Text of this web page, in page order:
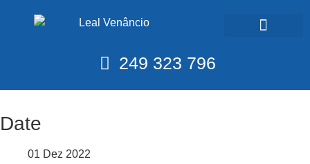
249 323 796
Date
01 Dez 2022